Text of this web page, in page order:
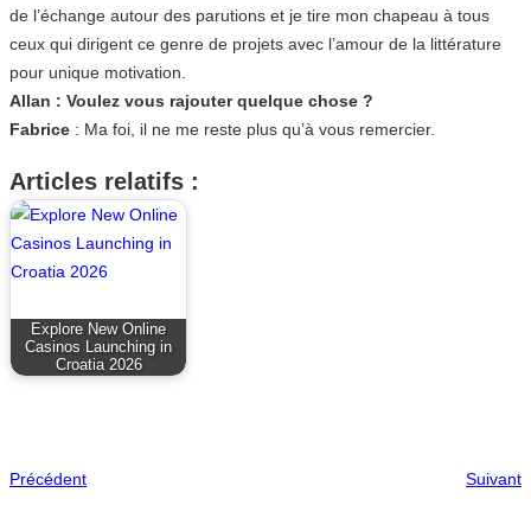
de l’échange autour des parutions et je tire mon chapeau à tous
ceux qui dirigent ce genre de projets avec l’amour de la littérature
pour unique motivation.
Allan : Voulez vous rajouter quelque chose ?
Fabrice : Ma foi, il ne me reste plus qu’à vous remercier.
Articles relatifs :
Explore New Online
Casinos Launching in
Croatia 2026
Précédent Suivant